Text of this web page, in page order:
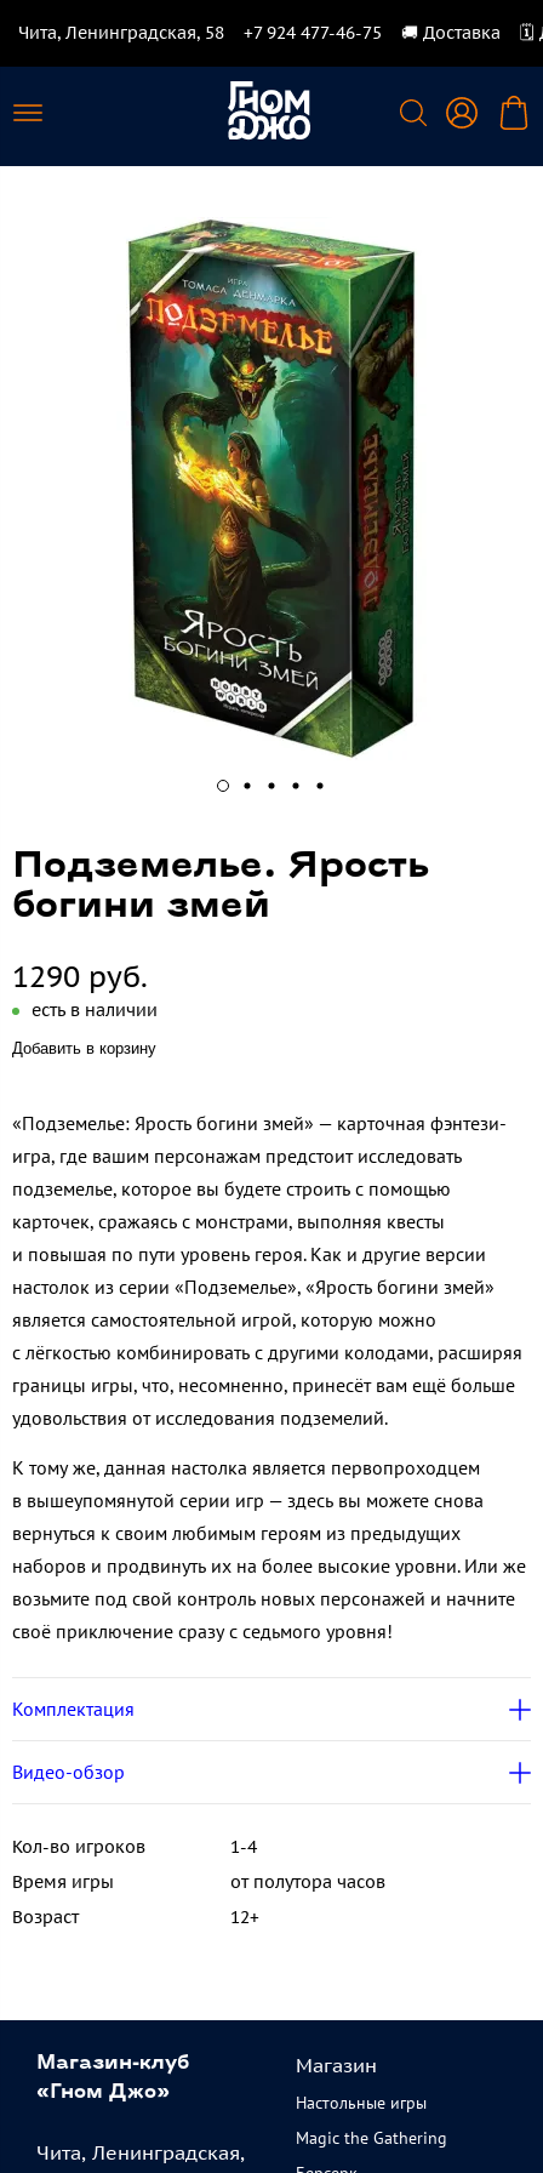
Чита, Ленинградская, 58 +7 924 477-46-75 🚚 Доставка 🗓️
Подземелье. Ярость
богини змей
1290 руб.
есть в наличии
Добавить в корзину
«Подземелье: Ярость богини змей» — карточная фэнтези-
игра, где вашим персонажам предстоит исследовать
подземелье, которое вы будете строить с помощью
карточек, сражаясь с монстрами, выполняя квесты
и повышая по пути уровень героя. Как и другие версии
настолок из серии «Подземелье», «Ярость богини змей»
является самостоятельной игрой, которую можно
с лёгкостью комбинировать с другими колодами, расширяя
границы игры, что, несомненно, принесёт вам ещё больше
удовольствия от исследования подземелий.
К тому же, данная настолка является первопроходцем
в вышеупомянутой серии игр — здесь вы можете снова
вернуться к своим любимым героям из предыдущих
наборов и продвинуть их на более высокие уровни. Или же
возьмите под свой контроль новых персонажей и начните
своё приключение сразу с седьмого уровня!
Комплектация
Видео-обзор
Кол-во игроков
1-4
Время игры
от полутора часов
Возраст
12+
Магазин-клуб
«Гном Джо»
Чита, Ленинградская,
Магазин
Настольные игры
Magic the Gathering